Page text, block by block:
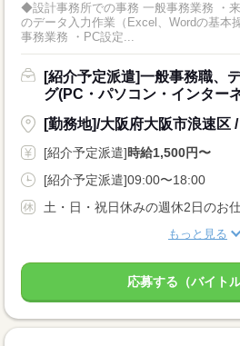
◆設計事務所での事務 一般事務業務 ・
のデータ入力作業（Excel、Wordの基本
事務業務 ・PC設定...
[紹介予定派遣]一般事務職、
グ(PC・パソコン・インター
[勤務地]/大阪府大阪市浪速区
[紹介予定派遣]時給1,500円〜
[紹介予定派遣]09:00〜18:00
土・日・祝日休みの週休2日のお仕
もっと見る
応募する（バイトル